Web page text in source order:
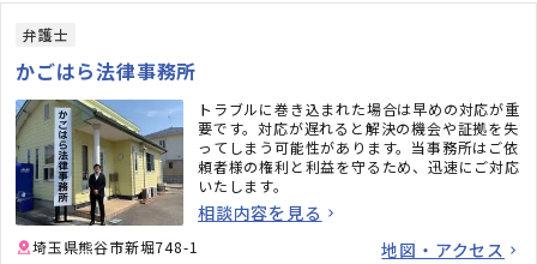
弁護士
かごはら法律事務所
トラブルに巻き込まれた場合は早めの対応が重
要です。対応が遅れると解決の機会や証拠を失
ってしまう可能性があります。当事務所はご依
頼者様の権利と利益を守るため、迅速にご対応
いたします。
相談内容を見る
埼玉県熊谷市新堀748-1 地図・アクセス